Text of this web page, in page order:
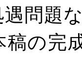
問題
の完